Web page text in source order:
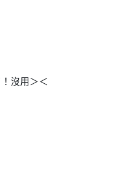
沒用＞＜